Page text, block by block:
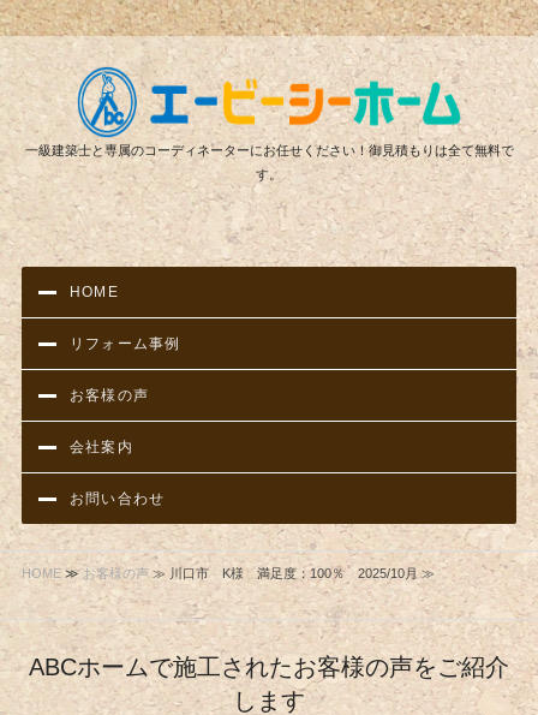
リ
一級建築士と専属のコーディネーターにお任せください！御見積もりは全て無料で
す。
HOME
リフォーム事例
お客様の声
会社案内
お問い合わせ
HOME≫ お客様の声≫ 川口市 K様 満足度：100％ 2025/10月 ≫
ABCホームで施工されたお客様の声をご紹介
します